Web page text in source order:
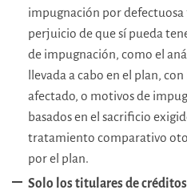
impugnación por
perjuicio de que sí pueda
de impugnación, como el
llevada a cabo en el plan,
afectado, o motivos de
basados en el sacrificio
tratamiento comparativo
por el plan.
Solo los titulares de